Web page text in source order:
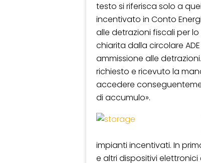
testo si riferisca solo a
incentivato in Conto
alle detrazioni fiscali per
chiarita dalla circolare
ammissione alle
richiesto e ricevuto la
accedere
di accumulo».
impianti incentivati. In
e altri dispositivi